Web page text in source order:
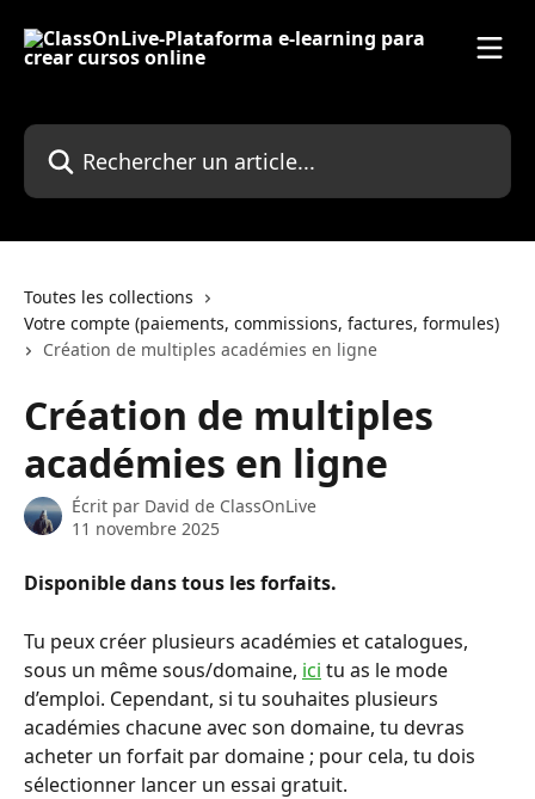
Rechercher un article...
Toutes les collections
Votre compte (paiements, commissions, factures, formules)
Création de multiples académies en ligne
Création de multiples
académies en ligne
Écrit par David de ClassOnLive
11 novembre 2025
Disponible dans tous les forfaits.
Tu peux créer plusieurs académies et catalogues,
sous un même sous/domaine, ici tu as le mode
d’emploi. Cependant, si tu souhaites plusieurs
académies chacune avec son domaine, tu devras
acheter un forfait par domaine ; pour cela, tu dois
sélectionner lancer un essai gratuit.